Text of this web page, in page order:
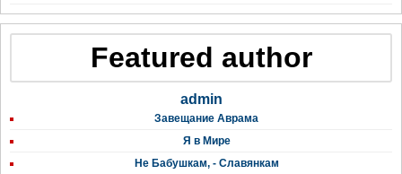
Featured author
admin
Завещание Аврама
Я в Мире
Не Бабушкам, - Славянкам